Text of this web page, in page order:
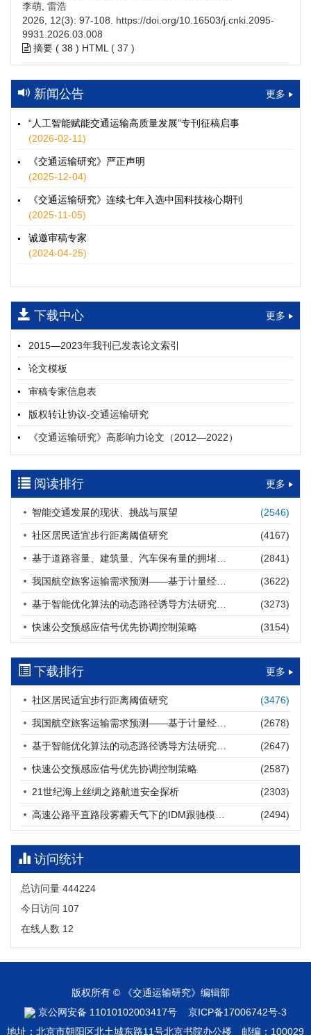
李萌, 雷浩
2026, 12(3): 97-108. https://doi.org/10.16503/j.cnki.2095-
9931.2026.03.008
摘要 ( 38 ) HTML ( 37 )
高速公路充电设施技术规划综述：场景需求、技术路线与配置
策略
2026, 12(3): 109-124.https://doi.org/10.16503/j.cnki.2095-
9931.2026.03.009
摘要 (
HTML
水运港-船多能源融合技术及集成应用——以宁波舟山港穿山港
童亮, 袁裕鹏, 袁成清, 唐道贵, 钟晓晖, 严新平
2026, 12(3): 125-136.
9931.2026.03.010
摘要 (29 ) HTML
师瑞峰, 程龙飞, 张凌志, 王亚彬, 刘状壮
2026, 12(3): 137-150.https://doi.org/10.16503/j.cnki.2095-
9931.2026.03.011
摘要 (14) HTML(13)
基于TimeXer模型的高速公路服务区充电负荷预测
孙偲赫, 宋国华, 朱子俊, 范鹏飞, 石莹
2026, 12(3): 151-162.
9931.2026.03.012
摘要 (19) HTML(19)
多层能源供给网络下高速公路系统韧性提升方法
郝泉霖, 兰富安, 赖波, 陈立栋, 宋志英, 郑帅
2026, 12(3): 163-175.https://doi.org/10.16503/j.cnki.2095-
9931.2026.03.013
摘要 (14) HTML(12)
道路建养运通用碳核算方法及应用
王元庆, 王皎, 刘圆圆, 于谦, 刘聂旸子, 杨诗雨
2026, 12(3): 176-189.https://doi.org/10.16503/j.cnki.2095-
9931.2026.03.014
摘要 (11) HTML(11)
西部陆海新通道氢走廊建设对交通运输领域低碳转型的推动作
用
罗文格, 黄承锋, 关海长
2026, 12(3): 190-201.https://doi.org/10.16503/j.cnki.2095-
9931.2026.03.015
摘要 (21) HTML(20)
交能融合背景下零碳货运走廊利益主体的策略演化与影响因素
张海涛, 姚琛, 唐治豪, 谢明辉, 王元庆
2026, 12(3): 202-216.https://doi.org/10.16503/j.cnki.2095-
9931.2026.03.016
摘要 (19) HTML(17)
新闻公告 更多
“人工智能赋能交通运输高质量发展”专刊征稿启事
(2026-02-11)
《交通运输研究》严正声明
(2025-12-04)
《交通运输研究》连续七年入选中国科技核心期刊
(2025-11-05)
诚邀审稿专家
(2024-04-25)
下载中心 更多
2015—2023年我刊已发表论文索引
论文模板
审稿专家信息表
版权转让协议-交通运输研究
《交通运输研究》高影响力论文（2012—2022）
中英文摘要撰写规范及样例
阅读排行 更多
智能交通发展的现状、挑战与展望 (2546)
社区居民适宜步行距离阈值研究 (4167)
(2841)
(3622)
(3273)
快速公交预感应信号优先协调控制策略 (3154)
下载排行 更多
社区居民适宜步行距离阈值研究 (3476)
(2678)
(2647)
快速公交预感应信号优先协调控制策略 (2587)
21世纪海上丝绸之路航道安全探析 (2303)
(2494)
访问统计
总访问量 444224
今日访问 107
在线人数 12
版权所有 © 《交通运输研究》编辑部
京公网安备 11010102003417号
京ICP备17006742号-3
地址：北京市朝阳区北土城东路11号北京书院办公楼 邮编：100029